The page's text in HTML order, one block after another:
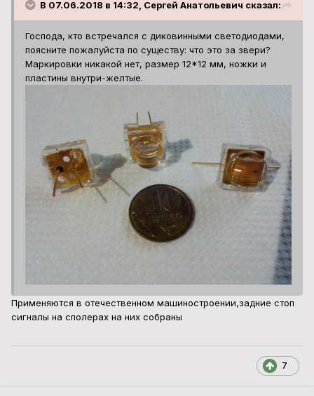
В 07.06.2018 в 14:32, Сергей Анатольевич сказал:
Господа, кто встречался с диковинными светодиодами,
поясните пожалуйста по существу: что это за звери?
Маркировки никакой нет, размер 12*12 мм, ножки и
пластины внутри-желтые.
Применяются в отечественном машиностроении,задние стоп
сигналы на сполерах на них собраны
7